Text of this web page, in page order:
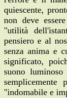
quiescente,
non deve
"utilità
pensiero e al
senza anima e
significato,
suono
"indomabile e